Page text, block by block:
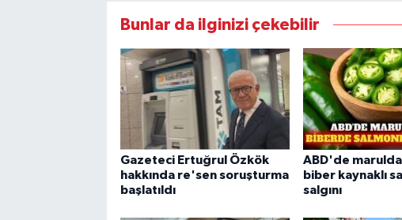
Bunlar da ilginizi çekebilir
Gazeteci Ertuğrul Özkök
hakkında re'sen soruşturma
başlatıldı
ABD'de
biber kaynaklı
salgını